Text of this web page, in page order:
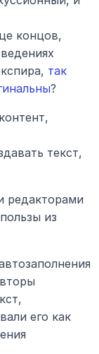
концов,
так
?
текст,
редакторами
из
его как